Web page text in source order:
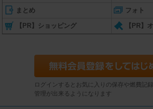
まとめ フォト
【PR】ショッピング 【PR】
ログインするとお気に入りの保存や燃費記
管理が出来るようになります